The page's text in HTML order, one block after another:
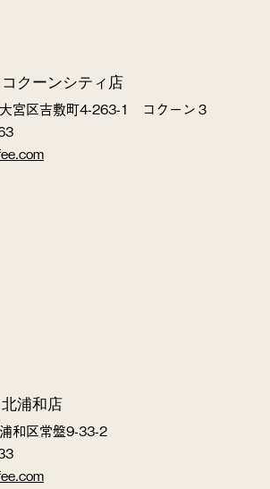
クーンシティ店
宮区吉敷町4-263-1 コクーン３
浦和店
和区常盤9-33-2